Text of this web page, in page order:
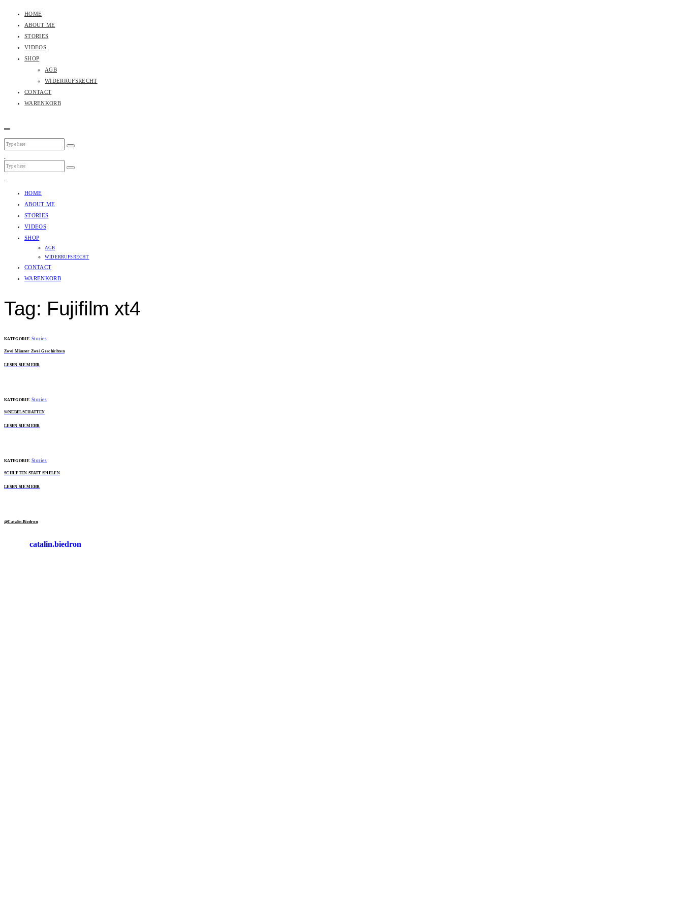
HOME
ABOUT ME
STORIES
VIDEOS
SHOP
AGB
WIDERRUFSRECHT
CONTACT
WARENKORB
HOME
ABOUT ME
STORIES
VIDEOS
SHOP
AGB
WIDERRUFSRECHT
CONTACT
WARENKORB
Tag: Fujifilm xt4
KATEGORIE Stories
Zwei Männer Zwei Geschichten
LESEN SIE MEHR
KATEGORIE Stories
￼NEBELSCHATTEN
LESEN SIE MEHR
KATEGORIE Stories
SCHUFTEN STATT SPIELEN
LESEN SIE MEHR
@Catalin.Biedron
catalin.biedron